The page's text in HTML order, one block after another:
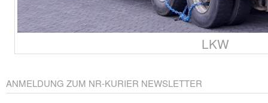
LKW
ANMELDUNG ZUM NR-KURIER NEWSLETTER